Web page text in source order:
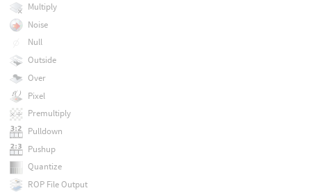
Multiply
Noise
Null
Outside
Over
Pixel
Premultiply
Pulldown
Pushup
Quantize
ROP File Output